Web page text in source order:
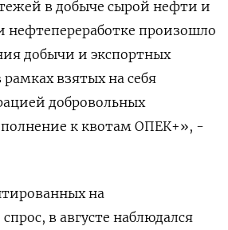
в добыче сырой нефти и
нефтепереработке произошло
добычи и экспортных
взятых на себя
добровольных
к квотам ОПЕК+», -
на
в августе наблюдался